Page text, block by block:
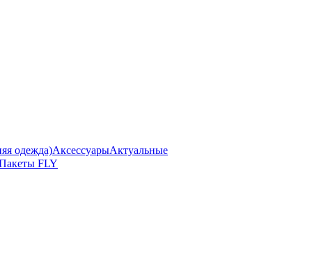
одежда)АксессуарыАктуальные
FLY